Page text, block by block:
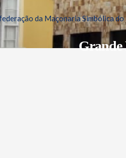
Grande
da Maçonaria Simbólica